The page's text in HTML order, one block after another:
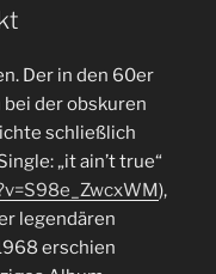
Der in den 60er
der obskuren
schließlich
„it ain’t true“
),
legendären
erschien